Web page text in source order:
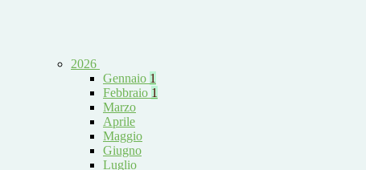
2026
Gennaio 1
Febbraio 1
Marzo
Aprile
Maggio
Giugno
Luglio